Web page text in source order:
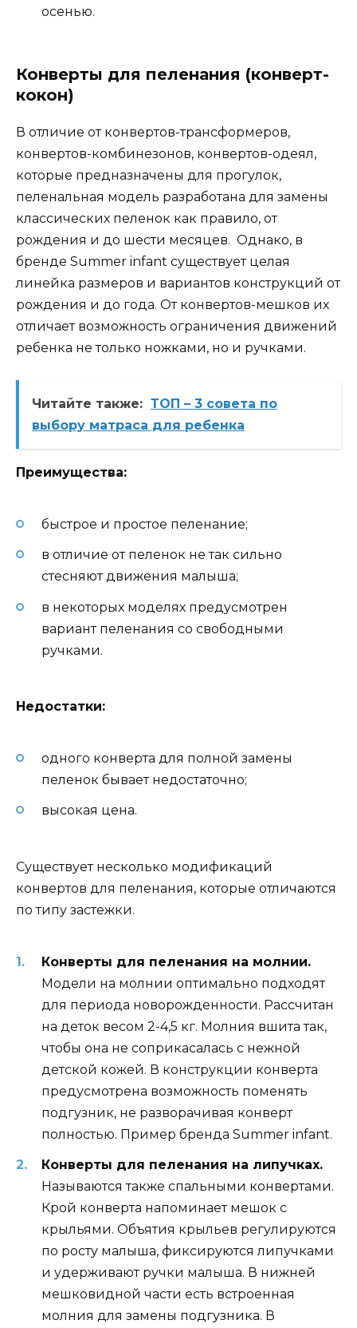
осенью.
Конверты для пеленания (конверт-
кокон)
В отличие от конвертов-трансформеров,
конвертов-комбинезонов, конвертов-одеял,
которые предназначены для прогулок,
пеленальная модель разработана для замены
классических пеленок как правило, от
рождения и до шести месяцев. Однако, в
бренде Summer infant существует целая
линейка размеров и вариантов конструкций от
рождения и до года. От конвертов-мешков их
отличает возможность ограничения движений
ребенка не только ножками, но и ручками.
Читайте также: ТОП – 3 совета по
выбору матраса для ребенка
Преимущества:
быстрое и простое пеленание;
в отличие от пеленок не так сильно
стесняют движения малыша;
в некоторых моделях предусмотрен
вариант пеленания со свободными
ручками.
Недостатки:
одного конверта для полной замены
пеленок бывает недостаточно;
высокая цена.
Существует несколько модификаций
конвертов для пеленания, которые отличаются
по типу застежки.
Конверты для пеленания на молнии.
Модели на молнии оптимально подходят
для периода новорожденности. Рассчитан
на деток весом 2-4,5 кг. Молния вшита так,
чтобы она не соприкасалась с нежной
детской кожей. В конструкции конверта
предусмотрена возможность поменять
подгузник, не разворачивая конверт
полностью. Пример бренда Summer infant.
Конверты для пеленания на липучках.
Называются также спальными конвертами.
Крой конверта напоминает мешок с
крыльями. Объятия крыльев регулируются
по росту малыша, фиксируются липучками
и удерживают ручки малыша. В нижней
мешковидной части есть встроенная
молния для замены подгузника. В